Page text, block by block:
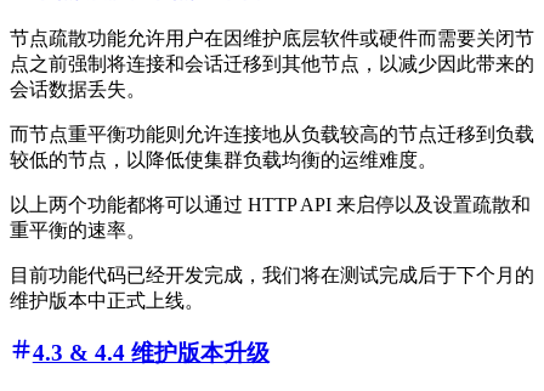
节点疏散功能允许用户在因维护底层软件或硬件而需要关闭节
点之前强制将连接和会话迁移到其他节点，以减少因此带来的
会话数据丢失。
而节点重平衡功能则允许连接地从负载较高的节点迁移到负载
较低的节点，以降低使集群负载均衡的运维难度。
以上两个功能都将可以通过 HTTP API 来启停以及设置疏散和
重平衡的速率。
目前功能代码已经开发完成，我们将在测试完成后于下个月的
维护版本中正式上线。
4.3 & 4.4 维护版本升级